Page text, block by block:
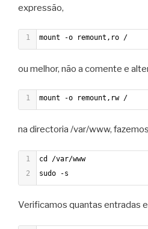
expressão,
1 mount -o remount,ro /
ou melhor, não a comente e
1 mount -o remount,rw /
na directoria /var/www,
1
cd /var/www
2
sudo -s
Verificamos quantas entradas